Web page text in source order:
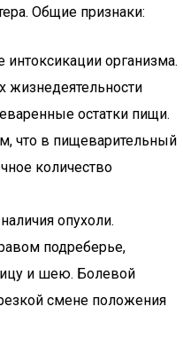
Общие признаки:
интоксикации организма.
жизнедеятельности
остатки пищи.
что в пищеварительный
количество
опухоли.
подреберье,
и шею. Болевой
смене положения